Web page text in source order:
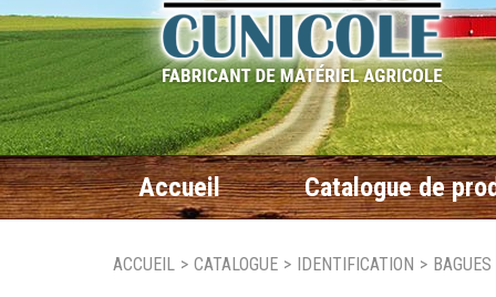
Accueil Catalogue de
ACCUEIL > CATALOGUE > IDENTIFICATION >